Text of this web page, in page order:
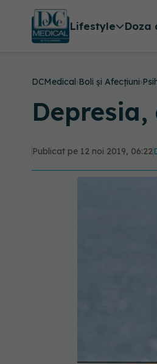
Lifestyle Doza
DCMedical›Boli și Afecțiuni›
Publicat pe 12 noi 2019, 06:22